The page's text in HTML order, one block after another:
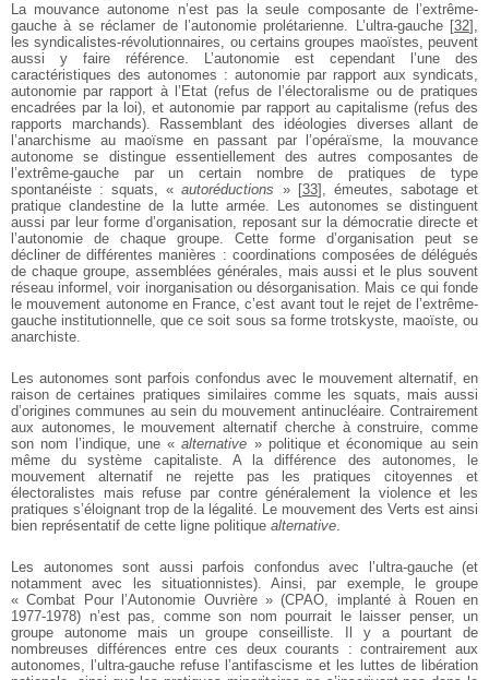
La mouvance autonome n’est pas la seule composante de l’extrême-
gauche à se réclamer de l’autonomie prolétarienne. L’ultra-gauche[32] ,
les syndicalistes-révolutionnaires, ou certains groupes maoïstes, peuvent
aussi y faire référence. L’autonomie est cependant l’une des
caractéristiques des autonomes : autonomie par rapport aux syndicats,
autonomie par rapport à l’Etat (refus de l’électoralisme ou de pratiques
encadrées par la loi), et autonomie par rapport au capitalisme (refus des
rapports marchands). Rassemblant des idéologies diverses allant de
l’anarchisme au maoïsme en passant par l’opéraïsme, la mouvance
autonome se distingue essentiellement des autres composantes de
l’extrême-gauche par un certain nombre de pratiques de type
spontanéiste : squats, «autoréductions »[33] , émeutes, sabotage et
pratique clandestine de la lutte armée. Les autonomes se distinguent
aussi par leur forme d’organisation, reposant sur la démocratie directe et
l’autonomie de chaque groupe. Cette forme d’organisation peut se
décliner de différentes manières : coordinations composées de délégués
de chaque groupe, assemblées générales, mais aussi et le plus souvent
réseau informel, voir inorganisation ou désorganisation. Mais ce qui fonde
le mouvement autonome en France, c’est avant tout le rejet de l’extrême-
gauche institutionnelle, que ce soit sous sa forme trotskyste, maoïste, ou
anarchiste.
Les autonomes sont parfois confondus avec le mouvement alternatif, en
raison de certaines pratiques similaires comme les squats, mais aussi
d’origines communes au sein du mouvement antinucléaire. Contrairement
aux autonomes, le mouvement alternatif cherche à construire, comme
son nom l’indique, une «alternative » politique et économique au sein
même du système capitaliste. A la différence des autonomes, le
mouvement alternatif ne rejette pas les pratiques citoyennes et
électoralistes mais refuse par contre généralement la violence et les
pratiques s’éloignant trop de la légalité. Le mouvement des Verts est ainsi
bien représentatif de cette ligne politique alternative.
Les autonomes sont aussi parfois confondus avec l’ultra-gauche (et
notamment avec les situationnistes). Ainsi, par exemple, le groupe
« Combat Pour l’Autonomie Ouvrière » (CPAO, implanté à Rouen en
1977-1978) n’est pas, comme son nom pourrait le laisser penser, un
groupe autonome mais un groupe conseilliste. Il y a pourtant de
nombreuses différences entre ces deux courants : contrairement aux
autonomes, l’ultra-gauche refuse l’antifascisme et les luttes de libération